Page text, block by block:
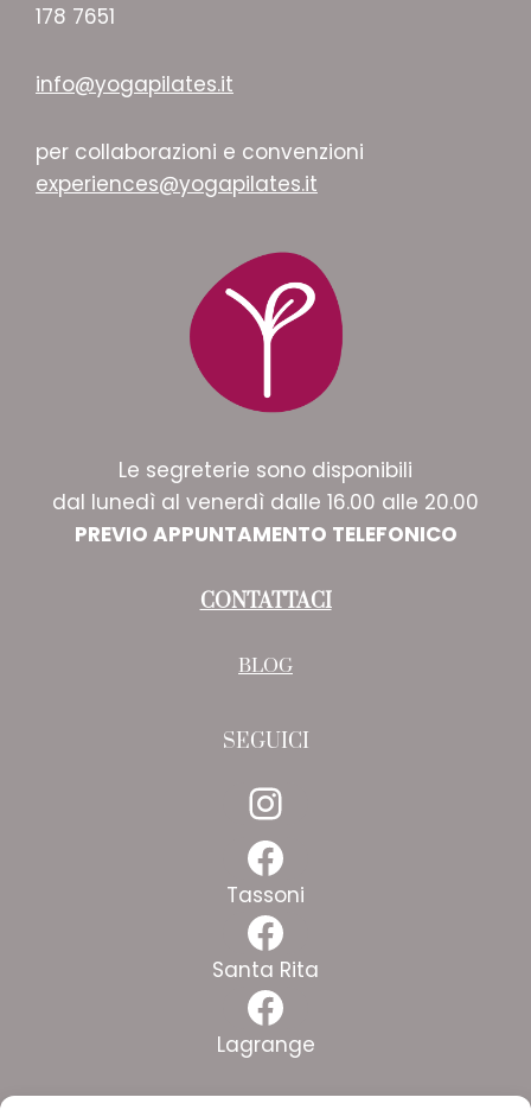
178 7651
info@yogapilates.it
per collaborazioni e convenzioni
experiences@yogapilates.it
Le segreterie sono disponibili
dal lunedì al venerdì dalle 16.00 alle 20.00
PREVIO APPUNTAMENTO TELEFONICO
CONTATTACI
BLOG
SEGUICI
Instagram
Facebook
Tassoni
Facebook
Santa Rita
Facebook
Lagrange